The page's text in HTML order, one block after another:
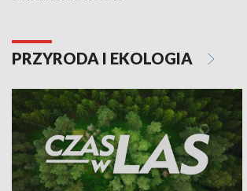
PRZYRODA I EKOLOGIA